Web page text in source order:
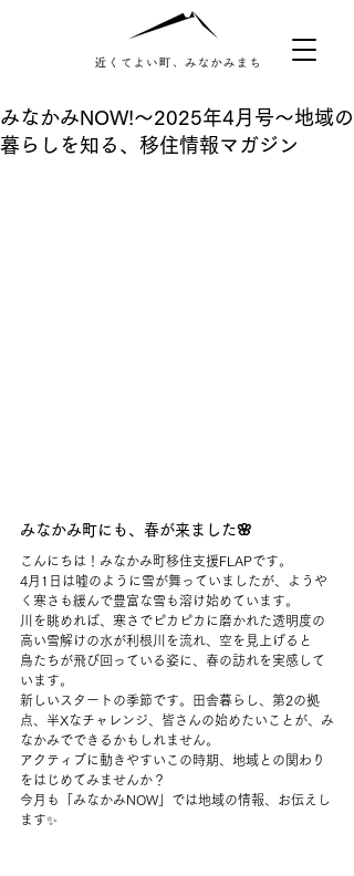
みなかみNOW!〜2025年4月号〜地域の
暮らしを知る、移住情報マガジン
みなかみ町にも、春が来ました🌸
こんにちは！みなかみ町移住支援FLAPです。
4月1日は嘘のように雪が舞っていましたが、ようや
く寒さも緩んで豊富な雪も溶け始めています。
川を眺めれば、寒さでピカピカに磨かれた透明度の
高い雪解けの水が利根川を流れ、空を見上げると
鳥たちが飛び回っている姿に、春の訪れを実感して
います。
新しいスタートの季節です。田舎暮らし、第2の拠
点、半Xなチャレンジ、皆さんの始めたいことが、み
なかみでできるかもしれません。
アクティブに動きやすいこの時期、地域との関わり
をはじめてみませんか？
今月も「みなかみNOW」では地域の情報、お伝えし
ます✨